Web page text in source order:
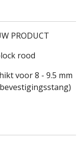
PRODUCT
rood
voor 8 - 9.5 mm